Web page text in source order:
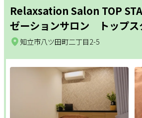
Relaxsation Salon TOP
ゼーションサロン トップス
知立市八ツ田町二丁目2-5